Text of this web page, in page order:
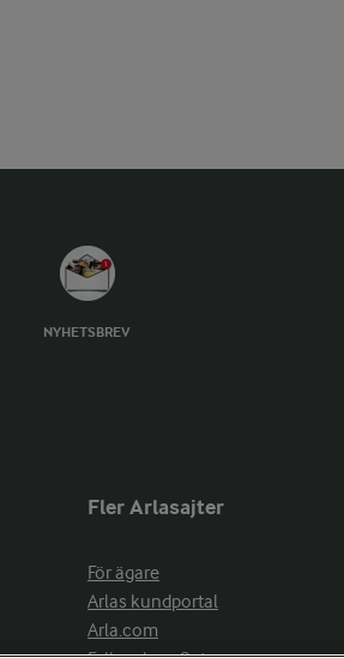
NYHETSBREV
Fler Arlasajter
För ägare
Arlas kundportal
Arla.com